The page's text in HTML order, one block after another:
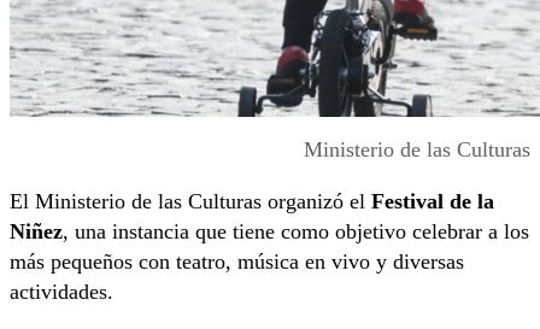
Ministerio de las Culturas
El Ministerio de las Culturas organizó el Festival de la
Niñez, una instancia que tiene como objetivo celebrar a los
más pequeños con teatro, música en vivo y diversas
actividades.